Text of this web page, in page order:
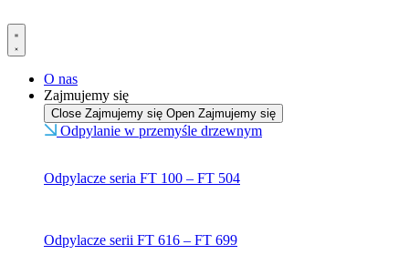
do
treści
O nas
Zajmujemy się
Close Zajmujemy się Open Zajmujemy się
Odpylanie w przemyśle drzewnym
Odpylacze seria FT 100 – FT 504
Odpylacze serii FT 616 – FT 699